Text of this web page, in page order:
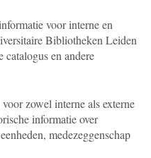
voor interne en
Bibliotheken Leiden
en andere
zowel interne als externe
informatie over
medezeggenschap